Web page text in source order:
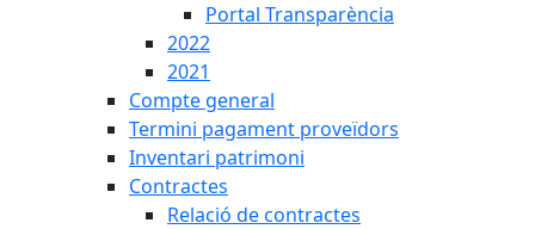
Portal Transparència
2022
2021
Compte general
Termini pagament proveïdors
Inventari patrimoni
Contractes
Relació de contractes